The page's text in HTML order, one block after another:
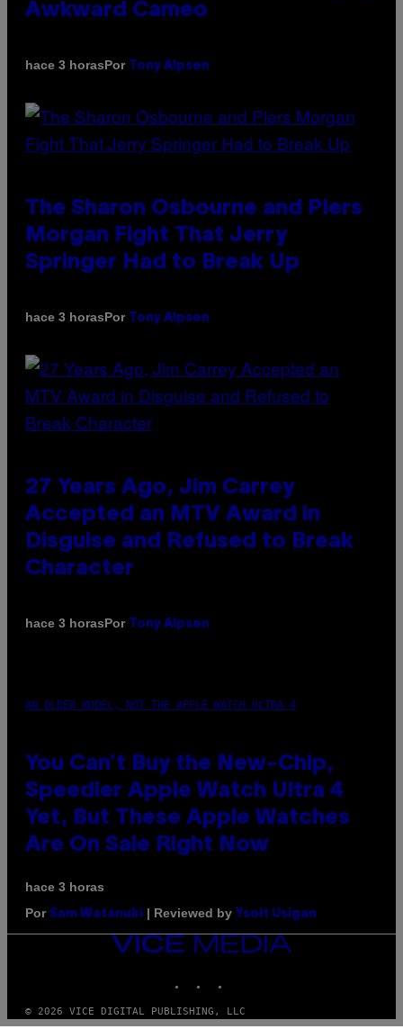
Awkward Cameo
hace 3 horasPor Tony Alpsen
The Sharon Osbourne and Piers
Morgan Fight That Jerry
Springer Had to Break Up
hace 3 horasPor Tony Alpsen
27 Years Ago, Jim Carrey
Accepted an MTV Award in
Disguise and Refused to Break
Character
hace 3 horasPor Tony Alpsen
AN OLDER MODEL, NOT THE APPLE WATCH ULTRA 4
You Can’t Buy the New-Chip,
Speedier Apple Watch Ultra 4
Yet, But These Apple Watches
Are On Sale Right Now
hace 3 horas
Por Sam Watanuki | Reviewed by Ysolt Usigan
VICE
MEDIA
© 2026 VICE DIGITAL PUBLISHING, LLC